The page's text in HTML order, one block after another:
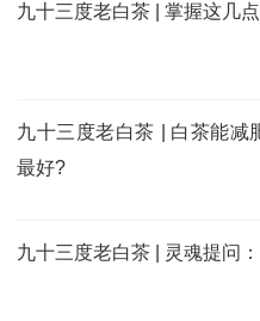
九十三度老白茶 | 掌握这几
九十三度老白茶 | 白茶能减
最好?
九十三度老白茶 | 灵魂提问